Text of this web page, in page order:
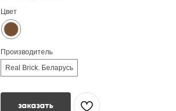
Цвет
Производитель
Real Brick. Беларусь
заказать